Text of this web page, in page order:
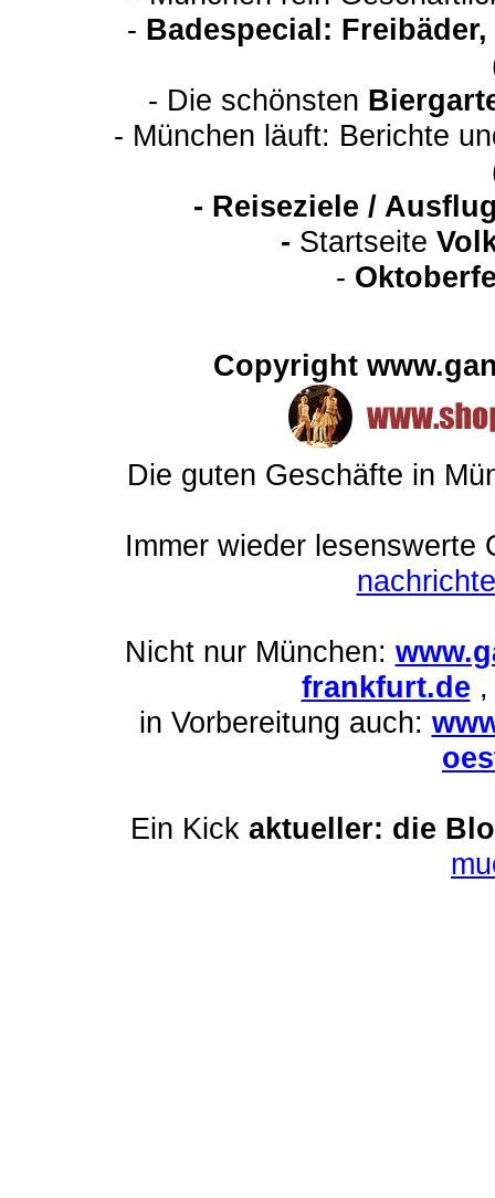
- Badespecial:
- Die schönsten
- München läuft: Berichte
- Reiseziele /
- Startseite
-
Copyright
Die guten Geschäfte in
Immer wieder lesenswerte
Nicht nur München:
frankfurt.de
in Vorbereitung auch:
Ein Kick aktueller: die